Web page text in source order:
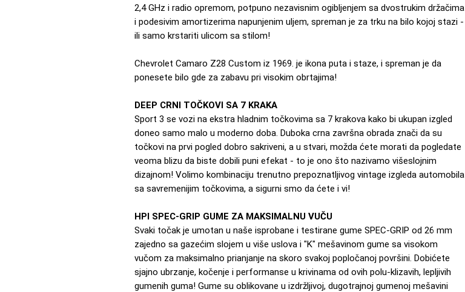
2,4 GHz i radio opremom, potpuno nezavisnim ogibljenjem sa dvostrukim držačima
i podesivim amortizerima napunjenim uljem, spreman je za trku na bilo kojoj stazi -
ili samo krstariti ulicom sa stilom!
Chevrolet Camaro Z28 Custom iz 1969. je ikona puta i staze, i spreman je da
ponesete bilo gde za zabavu pri visokim obrtajima!
DEEP CRNI TOČKOVI SA 7 KRAKA
Sport 3 se vozi na ekstra hladnim točkovima sa 7 krakova kako bi ukupan izgled
doneo samo malo u moderno doba. Duboka crna završna obrada znači da su
točkovi na prvi pogled dobro sakriveni, a u stvari, možda ćete morati da pogledate
veoma blizu da biste dobili puni efekat - to je ono što nazivamo višeslojnim
dizajnom! Volimo kombinaciju trenutno prepoznatljivog vintage izgleda automobila
sa savremenijim točkovima, a sigurni smo da ćete i vi!
HPI SPEC-GRIP GUME ZA MAKSIMALNU VUČU
Svaki točak je umotan u naše isprobane i testirane gume SPEC-GRIP od 26 mm
zajedno sa gazećim slojem u više uslova i "K" mešavinom gume sa visokom
vučom za maksimalno prianjanje na skoro svakoj popločanoj površini. Dobićete
sjajno ubrzanje, kočenje i performanse u krivinama od ovih polu-klizavih, lepljivih
gumenih guma! Gume su oblikovane u izdržljivoj, dugotrajnoj gumenoj mešavini